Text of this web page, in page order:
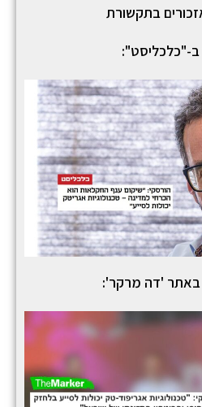
בתקשורת
ב-"כלכליסט":
באתר 'דה מרקר':